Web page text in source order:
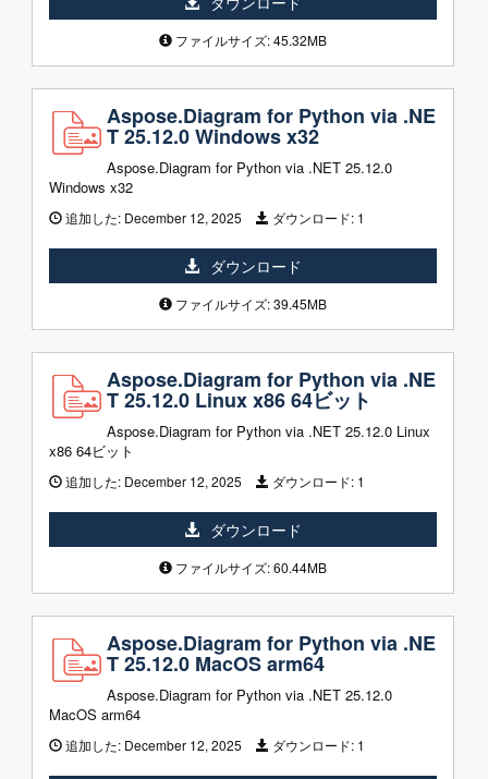
ファイルサイズ: 45.32MB
Aspose.Diagram for Python via .NE
T 25.12.0 Windows x32
Aspose.Diagram for Python via .NET 25.12.0
Windows x32
追加した: December 12, 2025 ダウンロード: 1
ダウンロード
ファイルサイズ: 39.45MB
Aspose.Diagram for Python via .NE
T 25.12.0 Linux x86 64ビット
Aspose.Diagram for Python via .NET 25.12.0 Linux
x86 64ビット
追加した: December 12, 2025 ダウンロード: 1
ダウンロード
ファイルサイズ: 60.44MB
Aspose.Diagram for Python via .NE
T 25.12.0 MacOS arm64
Aspose.Diagram for Python via .NET 25.12.0
MacOS arm64
追加した: December 12, 2025 ダウンロード: 1